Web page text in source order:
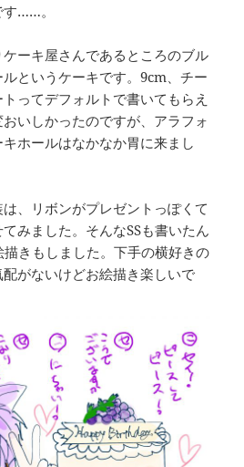
……。
ーキ屋さんであるところのブル
というケーキです。9cm、チー
ってデフォルトで書いてもらえ
いしかったのですが、アラフォ
ホールはなかなか胃に来まし
、リボンがプレゼントっぽくて
みました。そんなSSも書いたん
きもしました。下手の横好きの
がないけどお絵描き楽しいで